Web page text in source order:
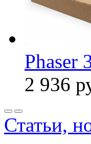
Phaser
2 936
Статьи,